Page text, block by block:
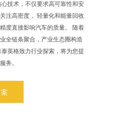
技术，不仅要求高可靠性和安
注高密度， 轻量化和能量回收
度直接影响汽车的质量。 随着
全链条聚合，产业生态圈构造
泰英格致力行业探索，将为您提
务。